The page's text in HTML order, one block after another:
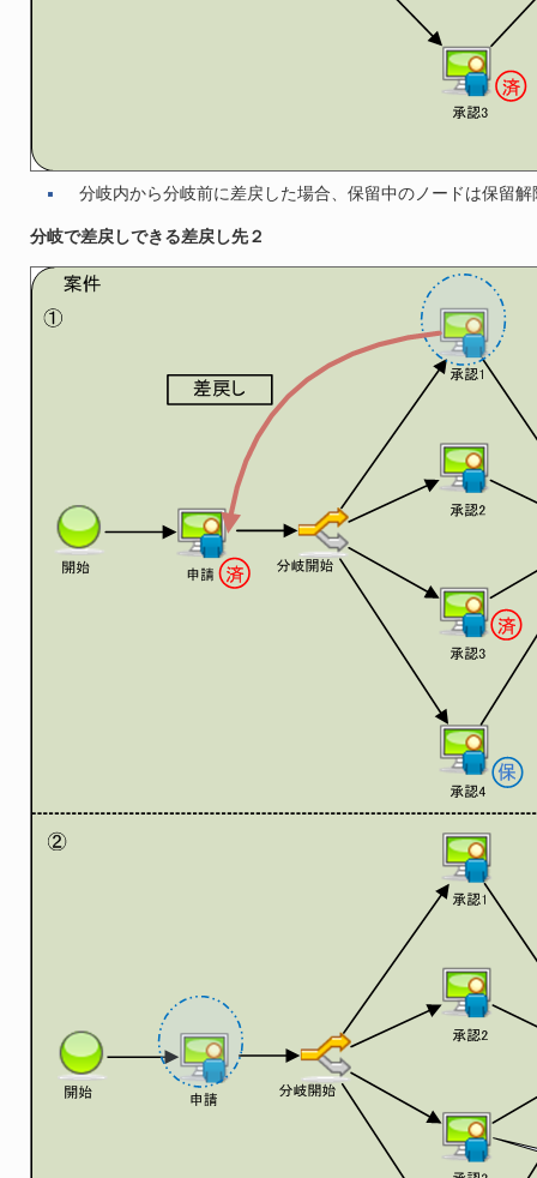
分岐内から分岐前に差戻した場合、保留中のノードは保留解
分岐で差戻しできる差戻し先２